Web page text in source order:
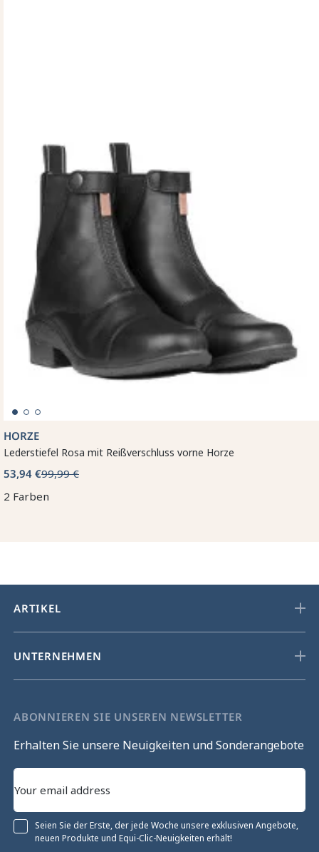
HORZE
Lederstiefel Rosa mit Reißverschluss vorne Horze
53,94 €99,99 €
2 Farben
ARTIKEL
UNTERNEHMEN
ABONNIEREN SIE UNSEREN NEWSLETTER
Erhalten Sie unsere Neuigkeiten und Sonderangebote
Seien Sie der Erste, der jede Woche unsere exklusiven Angebote,
neuen Produkte und Equi-Clic-Neuigkeiten erhält!